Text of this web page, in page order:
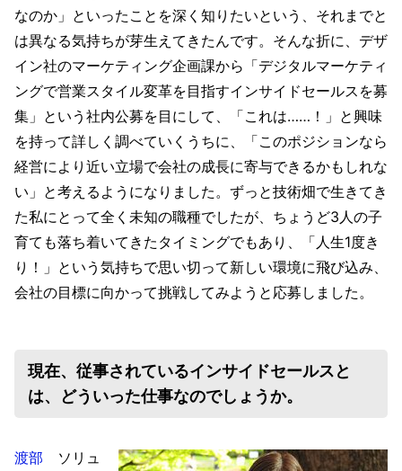
なのか」といったことを深く知りたいという、それまでと
は異なる気持ちが芽生えてきたんです。そんな折に、デザ
イン社のマーケティング企画課から「デジタルマーケティ
ングで営業スタイル変革を目指すインサイドセールスを募
集」という社内公募を目にして、「これは……！」と興味
を持って詳しく調べていくうちに、「このポジションなら
経営により近い立場で会社の成長に寄与できるかもしれな
い」と考えるようになりました。ずっと技術畑で生きてき
た私にとって全く未知の職種でしたが、ちょうど3人の子
育ても落ち着いてきたタイミングでもあり、「人生1度き
り！」という気持ちで思い切って新しい環境に飛び込み、
会社の目標に向かって挑戦してみようと応募しました。
現在、従事されているインサイドセールスと
は、どういった仕事なのでしょうか。
渡部 ソリュ